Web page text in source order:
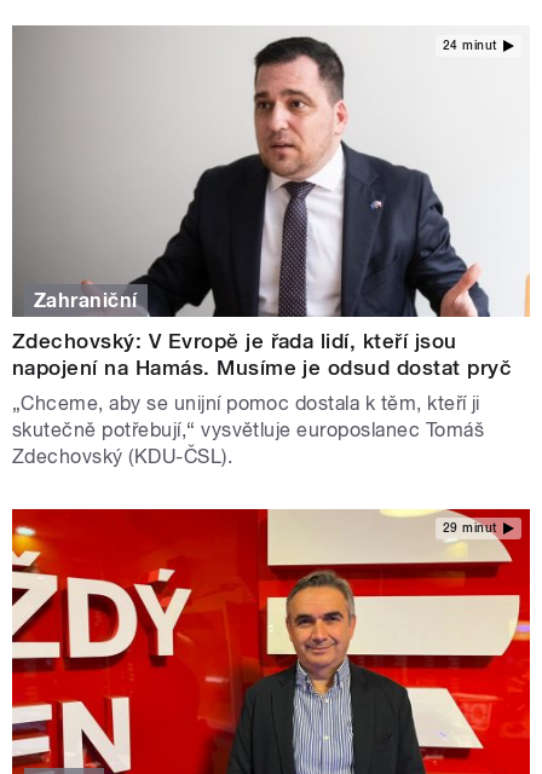
24 minut
Zahraniční
Zdechovský: V Evropě je řada lidí, kteří jsou
napojení na Hamás. Musíme je odsud dostat pryč
„Chceme, aby se unijní pomoc dostala k těm, kteří ji
skutečně potřebují,“ vysvětluje europoslanec Tomáš
Zdechovský (KDU-ČSL).
29 minut